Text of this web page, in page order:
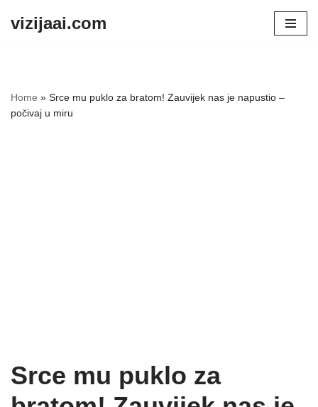
vizijaai.com
Home » Srce mu puklo za bratom! Zauvijek nas je napustio –
počivaj u miru
Srce mu puklo za